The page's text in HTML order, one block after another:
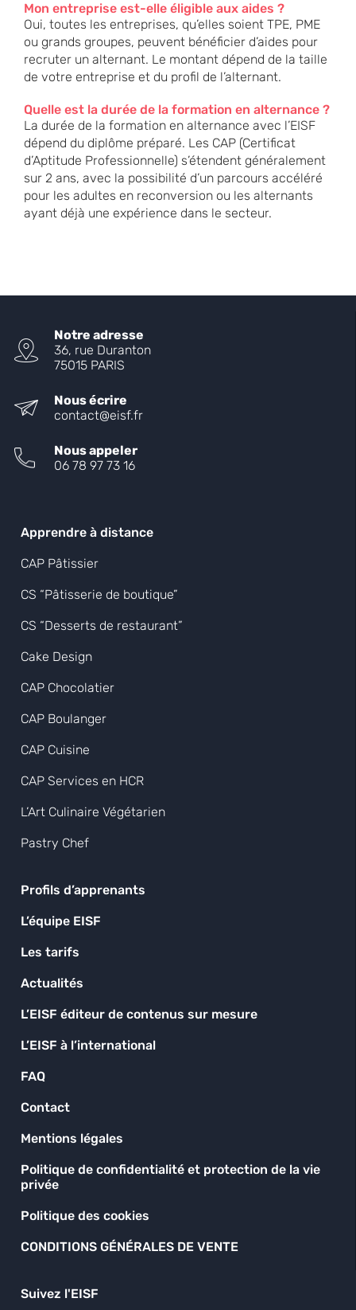
Mon entreprise est-elle éligible aux aides ?
Oui, toutes les entreprises, qu’elles soient TPE, PME
ou grands groupes, peuvent bénéficier d’aides pour
recruter un alternant. Le montant dépend de la taille
de votre entreprise et du profil de l’alternant.
Quelle est la durée de la formation en alternance ?
La durée de la formation en alternance avec l’EISF
dépend du diplôme préparé. Les CAP (Certificat
d’Aptitude Professionnelle) s’étendent généralement
sur 2 ans, avec la possibilité d’un parcours accéléré
pour les adultes en reconversion ou les alternants
ayant déjà une expérience dans le secteur.
Notre adresse
36, rue Duranton
75015 PARIS
Nous écrire
contact@eisf.fr
Nous appeler
06 78 97 73 16
Apprendre à distance
CAP Pâtissier
CS “Pâtisserie de boutique”
CS “Desserts de restaurant”
Cake Design
CAP Chocolatier
CAP Boulanger
CAP Cuisine
CAP Services en HCR
L’Art Culinaire Végétarien
Pastry Chef
Profils d’apprenants
L’équipe EISF
Les tarifs
Actualités
L’EISF éditeur de contenus sur mesure
L’EISF à l’international
FAQ
Contact
Mentions légales
Politique de confidentialité et protection de la vie
privée
Politique des cookies
CONDITIONS GÉNÉRALES DE VENTE
Suivez l'EISF